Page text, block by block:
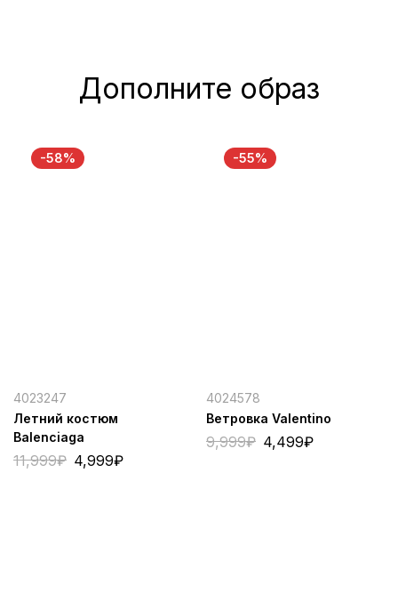
Дополните образ
-58%
4023247
Летний костюм
Balenciaga
11,999₽ 4,999₽
-55%
4024578
Ветровка Valentino
9,999₽ 4,499₽